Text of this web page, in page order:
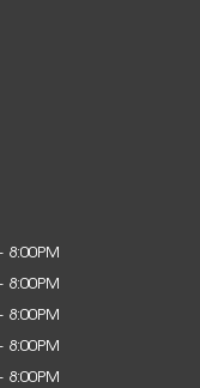
8:00PM
8:00PM
8:00PM
8:00PM
8:00PM